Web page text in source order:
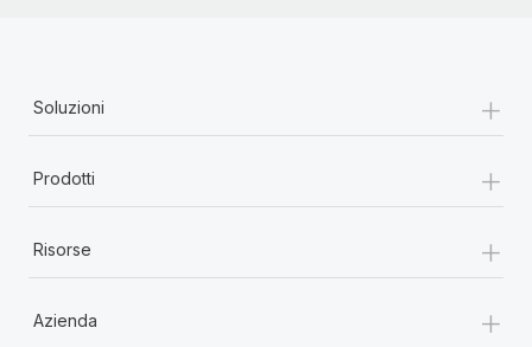
Soluzioni +
Prodotti +
Risorse +
Azienda +